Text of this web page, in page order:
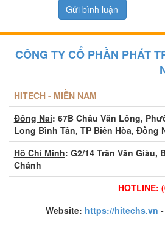
CÔNG TY CỔ PHẦN PHÁT
HITECH - MIỀN NAM
Đồng Nai: 67B Châu Văn Lồng,
Long Bình Tân, TP Biên Hòa, Đồng
Hồ Chí Minh: G2/14 Trần Văn Giàu,
Chánh
HOTLINE:
Website: https://hitechs.vn